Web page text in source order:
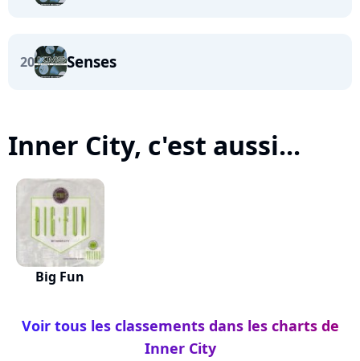
20 Senses
Inner City, c'est aussi...
Big Fun
Voir tous les classements dans les charts de
Inner City